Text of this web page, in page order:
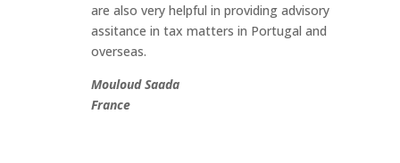
are also very helpful in providing advisory
assitance in tax matters in Portugal and
overseas.
Mouloud Saada
France